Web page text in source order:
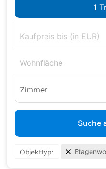
Wohnfläche
Zimmer
Suche
Objekttyp: